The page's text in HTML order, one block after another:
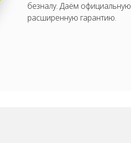
безналу. Даём официальную
расширенную гарантию.